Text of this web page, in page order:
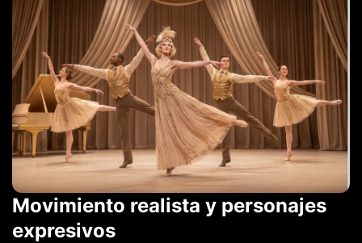
Movimiento realista y personajes
expresivos